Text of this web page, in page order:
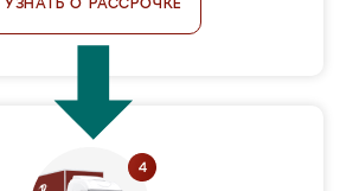
УЗНАТЬ О РАССРОЧКЕ